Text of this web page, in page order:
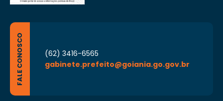
FALE CONOSCO
(62) 3416-6565
gabinete.prefeito@goiania.go.gov.br